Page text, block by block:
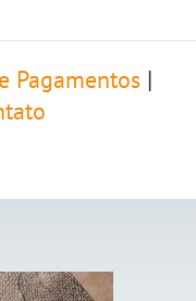
Pagamentos